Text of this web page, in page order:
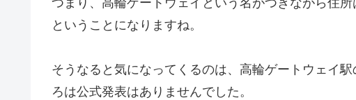
ということになりますね。
そうなると気になってくるのは、高輪ゲートウェイ
ろは公式発表はありませんでした。